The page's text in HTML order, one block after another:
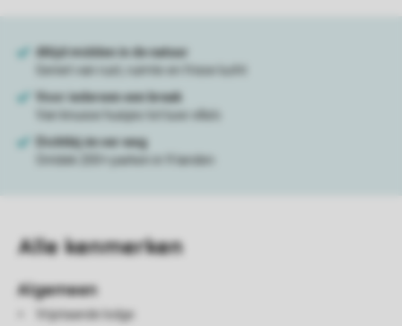
Allekenmerken
Algemeen
Vrijstaande lodge